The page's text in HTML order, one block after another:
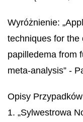
Wyróżnienie:
techniques for the
papilledema from
meta-analysis” -
Opisy
1. „Sylwestrowa